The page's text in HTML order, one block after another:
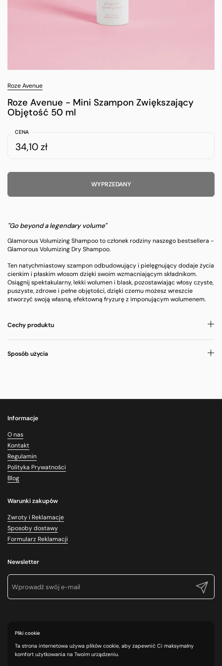
Roze Avenue
Roze Avenue - Mini Szampon Zwiększający
Objętość 50 ml
CENA
34,10 zł
WYPRZEDANY
"Go beyond a legendary volume"
Glamorous Volumizing Shampoo to członek rodziny naszego bestsellera -
Glamorous Volumizing Dry Shampoo.
Ten natychmiastowy szampon odbudowujący i pielęgnujący dodaje życia
cienkim i płaskim włosom dzięki swoim wzmacniającym składnikom.
Osiągnij spektakularny, lekki wolumen i blask, pozostawiając włosy czyste,
puszyste, zdrowe i pełne objętości, dzięki czemu możesz wreszcie
stworzyć swoją własną, efektowną fryzurę z imponującym wolumenem.
Cechy produktu
Sposób użycia
Informacje
O nas
Kontakt
Regulamin
Polityka Prywatności
Blog
Warunki zakupów
Zwroty i Reklamacje
Sposoby dostawy
Formularz Reklamacji
Newsletter
Prześlij
Pliki cookie
Ta strona internetowa używa plików cookie, aby zapewnić Ci maksymalny
komfort użytkowania na Twoim urządzeniu.